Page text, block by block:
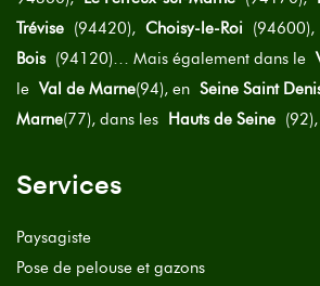
Trévise (94420), Choisy-le-Roi (94600),
Bois(94120)… Mais également dans le
leVal de Marne(94), en Seine Saint
Marne(77), dans les Hauts de Seine
Services
Paysagiste
Pose de pelouse et gazons